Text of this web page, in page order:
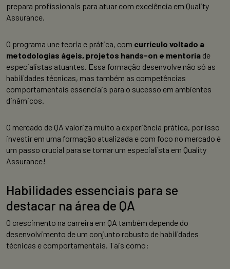
prepara profissionais para atuar com excelência em Quality
Assurance.
O programa une teoria e prática, com currículo voltado a
metodologias ágeis, projetos hands-on e mentoria de
especialistas atuantes. Essa formação desenvolve não só as
habilidades técnicas, mas também as competências
comportamentais essenciais para o sucesso em ambientes
dinâmicos.
O mercado de QA valoriza muito a experiência prática, por isso
investir em uma formação atualizada e com foco no mercado é
um passo crucial para se tornar um especialista em Quality
Assurance!
Habilidades essenciais para se
destacar na área de QA
O crescimento na carreira em QA também depende do
desenvolvimento de um conjunto robusto de habilidades
técnicas e comportamentais. Tais como: